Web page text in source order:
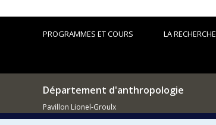
PROGRAMMES ET COURS LA RECHERCHE
Département d'anthropologie
Pavillon Lionel-Groulx